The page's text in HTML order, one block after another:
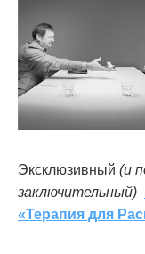
Эксклюзивный (и
заключительный)
«Терапия для